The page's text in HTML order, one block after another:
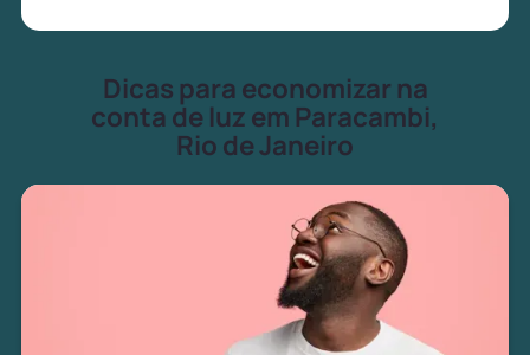
Dicas para economizar na
conta de luz em Paracambi,
Rio de Janeiro